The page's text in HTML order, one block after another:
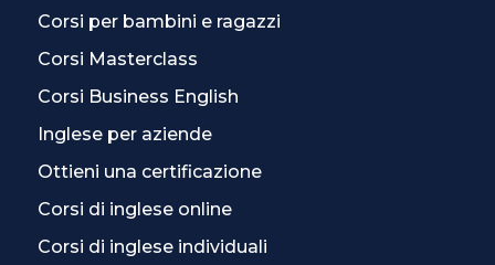
Corsi per bambini e ragazzi
Corsi Masterclass
Corsi Business English
Inglese per aziende
Ottieni una certificazione
Corsi di inglese online
Corsi di inglese individuali